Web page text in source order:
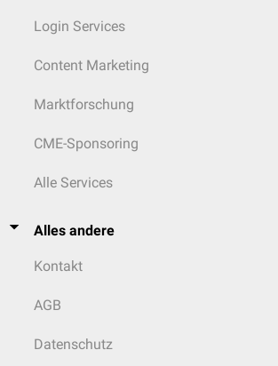
Login Services
Content Marketing
Marktforschung
CME-Sponsoring
Alle Services
Alles andere
Kontakt
AGB
Datenschutz